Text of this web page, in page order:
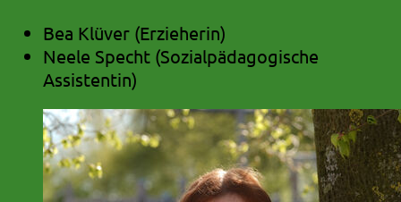
Bea Klüver (Erzieherin)
Neele Specht (Sozialpädagogische
Assistentin)